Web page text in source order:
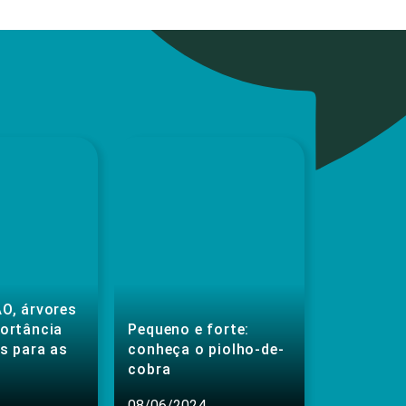
árvores
para as
Pequeno e forte:
conheça o piolho-de-
cobra